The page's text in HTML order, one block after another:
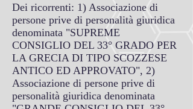
Dei ricorrenti: 1) Associazione di
persone prive di personalità giuridica
denominata "SUPREME
CONSIGLIO DEL 33° GRADO PER
LA GRECIA DI TIPO SCOZZESE
ANTICO ED APPROVATO", 2)
Associazione di persone prive di
personalità giuridica denominata